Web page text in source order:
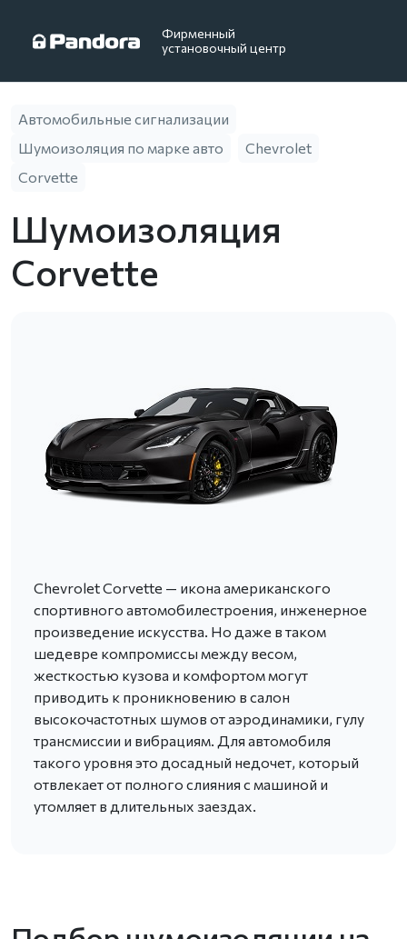
Фирменный
установочный центр
Автомобильные сигнализации
Шумоизоляция по марке авто
Chevrolet
Corvette
Шумоизоляция
Corvette
Chevrolet Corvette — икона американского
спортивного автомобилестроения, инженерное
произведение искусства. Но даже в таком
шедевре компромиссы между весом,
жесткостью кузова и комфортом могут
приводить к проникновению в салон
высокочастотных шумов от аэродинамики, гулу
трансмиссии и вибрациям. Для автомобиля
такого уровня это досадный недочет, который
отвлекает от полного слияния с машиной и
утомляет в длительных заездах.